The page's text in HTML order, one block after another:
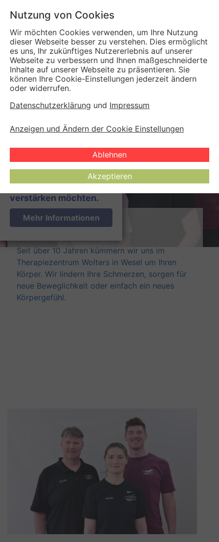
WIR SUCHEN
engagierte,
Kollegen:innen (m/w/d),
oder Osteopath:in
(Vollzeit/Teilzeit)
verstärken möchten.
Mehr Informationen
Erfahrung
Seit über 10 Jahren kümmern wir uns im
Therapiezentrum Wolters in Wesel um Ihren
Körper. Wir lindern Ihre Schmerzen, sorgen für
neue Beweglichkeit oder einfach ein neues
Körpergefühl.
Nutzung von Cookies
Wir möchten Cookies verwenden, um Ihre Nutzung
dieser Webseite besser zu verstehen. Dies ermöglicht
es uns, Ihr zukünftiges Nutzererlebnis auf unserer
Webseite zu verbessern und Ihnen maßgeschneiderte
Inhalte auf unserer Webseite zu präsentieren. Sie
können Ihre Cookie-Einstellungen jederzeit ändern
oder widerrufen.
Datenschutzerklärung und Impressum
Anzeigen und Ändern der Cookie Einstellungen
Ablehnen
Akzeptieren